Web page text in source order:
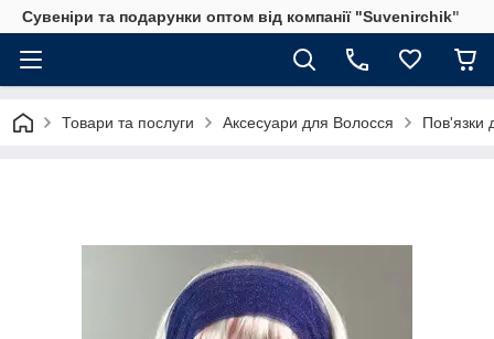
Сувеніри та подарунки оптом від компанії "Suvenirchik"
Товари та послуги Аксесуари для Волосся Пов'язки